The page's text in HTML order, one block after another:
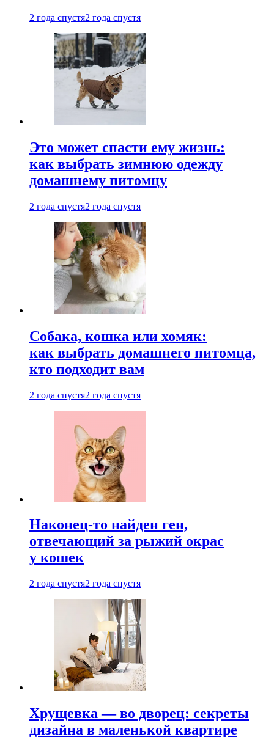
2 года спустя2 года спустя
Это может спасти ему жизнь:
как выбрать зимнюю одежду
домашнему питомцу
2 года спустя2 года спустя
Собака, кошка или хомяк:
как выбрать домашнего питомца,
кто подходит вам
2 года спустя2 года спустя
Наконец-то найден ген,
отвечающий за рыжий окрас
у кошек
2 года спустя2 года спустя
Хрущевка — во дворец: секреты
дизайна в маленькой квартире